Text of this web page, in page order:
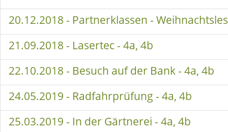
20.12.2018 - Partnerklassen -
21.09.2018 - Lasertec - 4a, 4b
22.10.2018 - Besuch auf der Bank - 4a, 4b
24.05.2019 - Radfahrprüfung - 4a, 4b
25.03.2019 - In der Gärtnerei - 4a, 4b